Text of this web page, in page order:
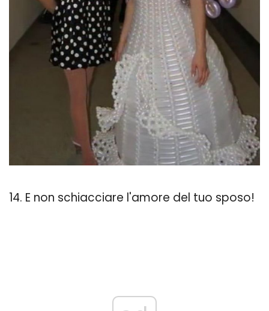
14. E non schiacciare l'amore del tuo sposo!